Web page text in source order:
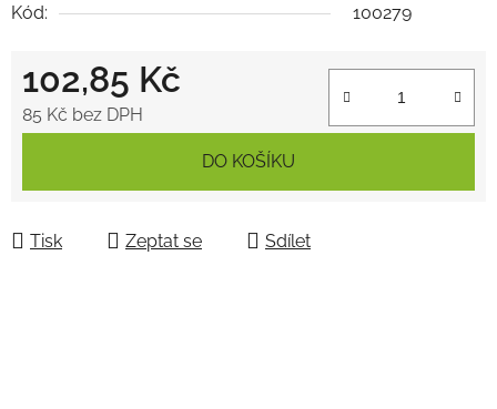
Kód:
100279
102,85 Kč
85 Kč bez DPH
DO KOŠÍKU
Tisk Zeptat se Sdílet